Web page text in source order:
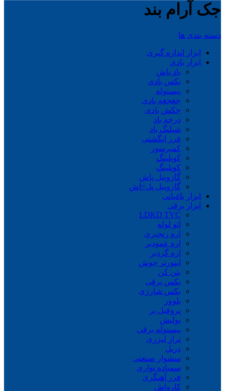
جک آرام بند
دسته بندی ها
ابزار اندازه گیری
ابزار بادی
باد پاش
بکس بادی
پیستوله
جغجغه بادی
چکش بادی
درجه باد
شیلنگ باد
فرز انگشتی
کمپرسور
کوبلینگ
کوپلینگ
گازوییل پاش
گازوییل پل=اش
ابزار باغبانی
ابزار برقی
LDKD TVC
اتو لوله
اره زنجیری
اره عمودبر
اره گردبر
اینورتر جوش
بتن کن
بکس برقی
بکس شارژی
بلوور
پروفیل بر
پولیش
پیستوله برقی
تراز لیزری
دریل
سشوار صنعتی
سمباده نواری
فرز آهنگری
کارواش